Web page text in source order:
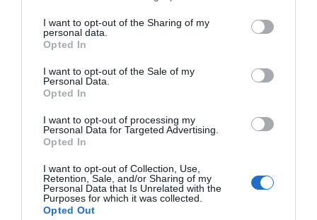
I want to opt-out of the Sharing of my
personal data.
Opted In
I want to opt-out of the Sale of my
Personal Data.
Opted In
I want to opt-out of processing my
Personal Data for Targeted Advertising.
Opted In
I want to opt-out of Collection, Use,
Retention, Sale, and/or Sharing of my
Personal Data that Is Unrelated with the
Purposes for which it was collected.
Opted Out